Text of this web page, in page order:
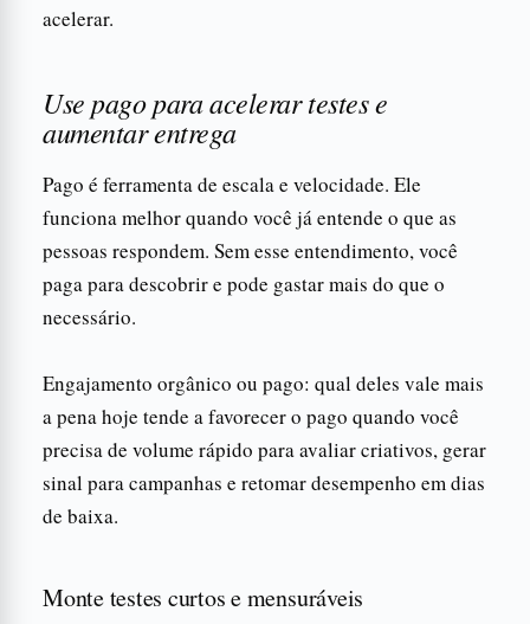
acelerar.
Use pago para acelerar testes e
aumentar entrega
Pago é ferramenta de escala e velocidade. Ele
funciona melhor quando você já entende o que as
pessoas respondem. Sem esse entendimento, você
paga para descobrir e pode gastar mais do que o
necessário.
Engajamento orgânico ou pago: qual deles vale mais
a pena hoje tende a favorecer o pago quando você
precisa de volume rápido para avaliar criativos, gerar
sinal para campanhas e retomar desempenho em dias
de baixa.
Monte testes curtos e mensuráveis